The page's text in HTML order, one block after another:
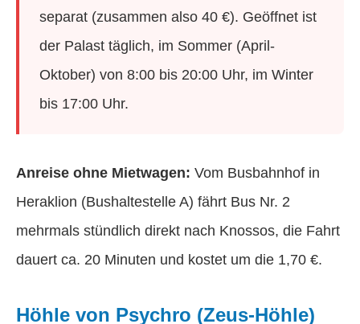
separat (zusammen also 40 €). Geöffnet ist
der Palast täglich, im Sommer (April-
Oktober) von 8:00 bis 20:00 Uhr, im Winter
bis 17:00 Uhr.
Anreise ohne Mietwagen: Vom Busbahnhof in
Heraklion (Bushaltestelle A) fährt Bus Nr. 2
mehrmals stündlich direkt nach Knossos, die Fahrt
dauert ca. 20 Minuten und kostet um die 1,70 €.
Höhle von Psychro (Zeus-Höhle)